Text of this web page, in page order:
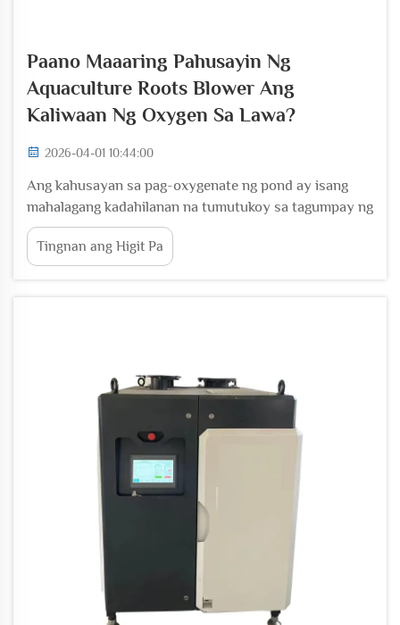
Paano Maaaring Pahusayin Ng
Aquaculture Roots Blower Ang
Kaliwaan Ng Oxygen Sa Lawa?
2026-04-01 10:44:00
Ang kahusayan sa pag-oxygenate ng pond ay isang
mahalagang kadahilanan na tumutukoy sa tagumpay ng
mga modernong operasyon sa aquaculture, na
direktang nakaaapekto sa kalusugan ng isda, bilis ng
paglaki, at kabuuang produksyon. Ang integrasyon ng
Tingnan ang Higit Pa